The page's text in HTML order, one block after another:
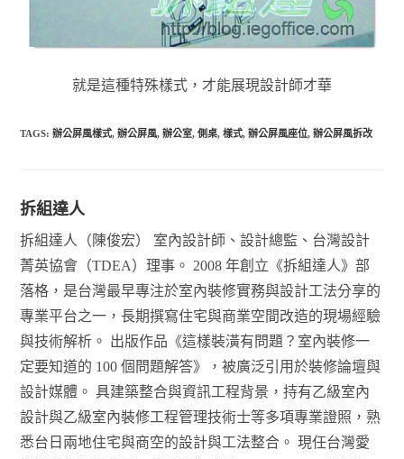
就是這種特殊樣式，才能展現設計師才華
TAGS:辦公屏風樣式, 辦公屏風, 辦公室, 側桌, 樣式, 辦公屏風座位, 辦公屏風拆改
拆組達人
拆組達人（陳俊宏） 室內設計師、設計總監、台灣設計
菁英協會（TDEA）理事。 2008 年創立《拆組達人》部
落格，是台灣最早專注於室內裝修實務與設計工法分享的
專業平台之一，長期撰寫住宅與商業空間改造的現場經驗
與技術解析。 出版作品《這樣裝潢有問題？室內裝修一
定要知道的 100 個問題解答》，被廣泛引用於裝修論壇與
設計媒體。 具建築整合與資訊工程背景，持有乙級室內
設計與乙級室內裝修工程管理技術士等多項專業證照，熟
悉台日兩地住宅與商空的設計與工法整合。 現任台灣愛